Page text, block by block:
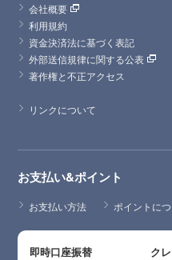
会社概要
利用規約
資金決済法に基づく表記
外部送信規律に関する公表
著作権と不正アクセス
リンクについて
お支払い&ポイント
お支払い方法 ポイントに
即時口座振替 ク